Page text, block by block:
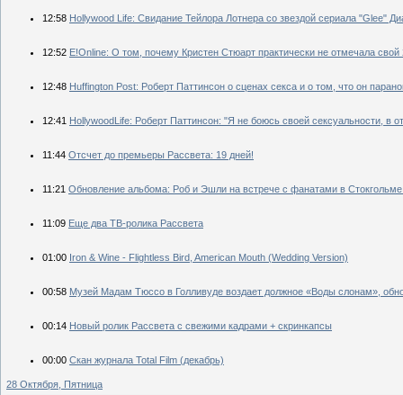
12:58 Hollywood Life: Свидание Тейлора Лотнера со звездой сериала "Glee"
12:52 E!Online: О том, почему Кристен Стюарт практически не отмечала
12:48 Huffington Post: Роберт Паттинсон о сценах секса и о том, что он
12:41 HollywoodLife: Роберт Паттинсон: "Я не боюсь своей сексуальности, в
11:44 Отсчет до премьеры Рассвета: 19 дней!
11:21 Обновление альбома: Роб и Эшли на встрече с фанатами в
11:09 Еще два ТВ-ролика Рассвета
01:00 Iron & Wine - Flightless Bird, American Mouth (Wedding Version)
00:58 Музей Мадам Тюссо в Голливуде воздает должное «Воды слонам»,
00:14 Новый ролик Рассвета с свежими кадрами + скринкапсы
00:00 Скан журнала Total Film (декабрь)
28 Октября, Пятница